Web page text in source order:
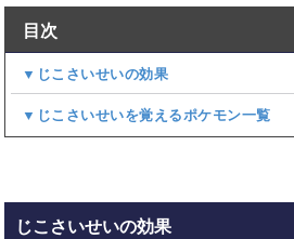
目次
▼じこさいせいの効果
▼じこさいせいを覚えるポケモン一覧
じこさいせいの効果